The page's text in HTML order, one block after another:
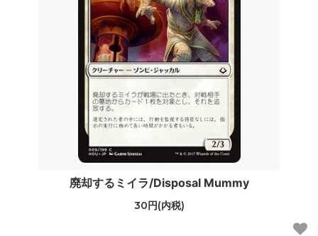
廃却するミイラ/Disposal Mummy
30円(内税)